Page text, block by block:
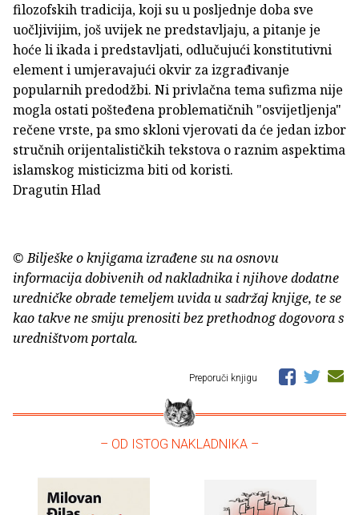
filozofskih tradicija, koji su u posljednje doba sve
uočljivijim, još uvijek ne predstavljaju, a pitanje je
hoće li ikada i predstavljati, odlučujući konstitutivni
element i umjeravajući okvir za izgrađivanje
popularnih predodžbi. Ni privlačna tema sufizma nije
mogla ostati pošteđena problematičnih "osvijetljenja"
rečene vrste, pa smo skloni vjerovati da će jedan izbor
stručnih orijentalističkih tekstova o raznim aspektima
islamskog misticizma biti od koristi.
Dragutin Hlad
© Bilješke o knjigama izrađene su na osnovu
informacija dobivenih od nakladnika i njihove dodatne
uredničke obrade temeljem uvida u sadržaj knjige, te se
kao takve ne smiju prenositi bez prethodnog dogovora s
uredništvom portala.
Preporuči knjigu
– OD ISTOG NAKLADNIKA –